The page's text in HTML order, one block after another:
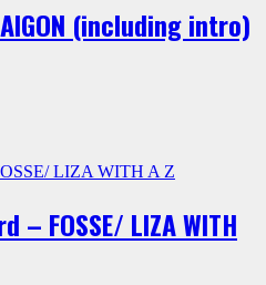
(including intro)
– FOSSE/ LIZA WITH